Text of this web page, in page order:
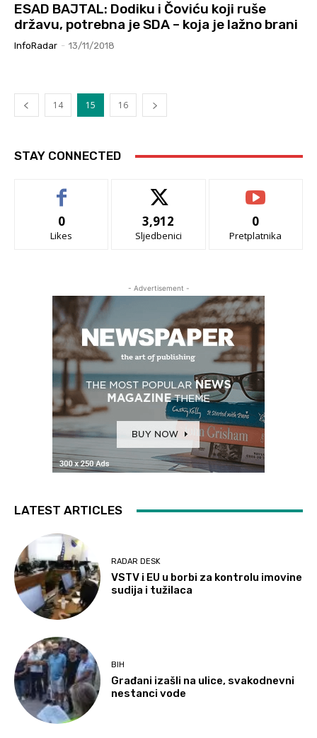
ESAD BAJTAL: Dodiku i Čoviću koji ruše
državu, potrebna je SDA – koja je lažno brani
InfoRadar - 13/11/2018
14 15 16
STAY CONNECTED
0
Likes
3,912
Sljedbenici
0
Pretplatnika
- Advertisement -
LATEST ARTICLES
RADAR DESK
VSTV i EU u borbi za kontrolu imovine
sudija i tužilaca
BIH
Građani izašli na ulice, svakodnevni
nestanci vode